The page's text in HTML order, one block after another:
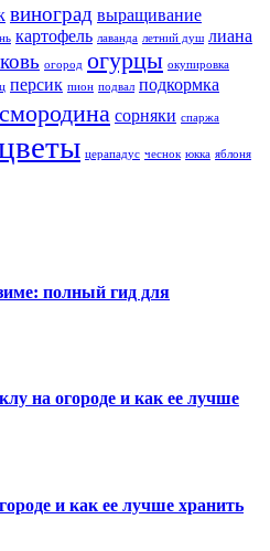
виноград выращивание
картофель лаванда летний душ лиана
огород огурцы окупировка
персик пион подвал подкормка
смородина сорняки спаржа
церападус чеснок юкка яблоня
полный гид для
на огороде и как ее лучше
и как ее лучше хранить